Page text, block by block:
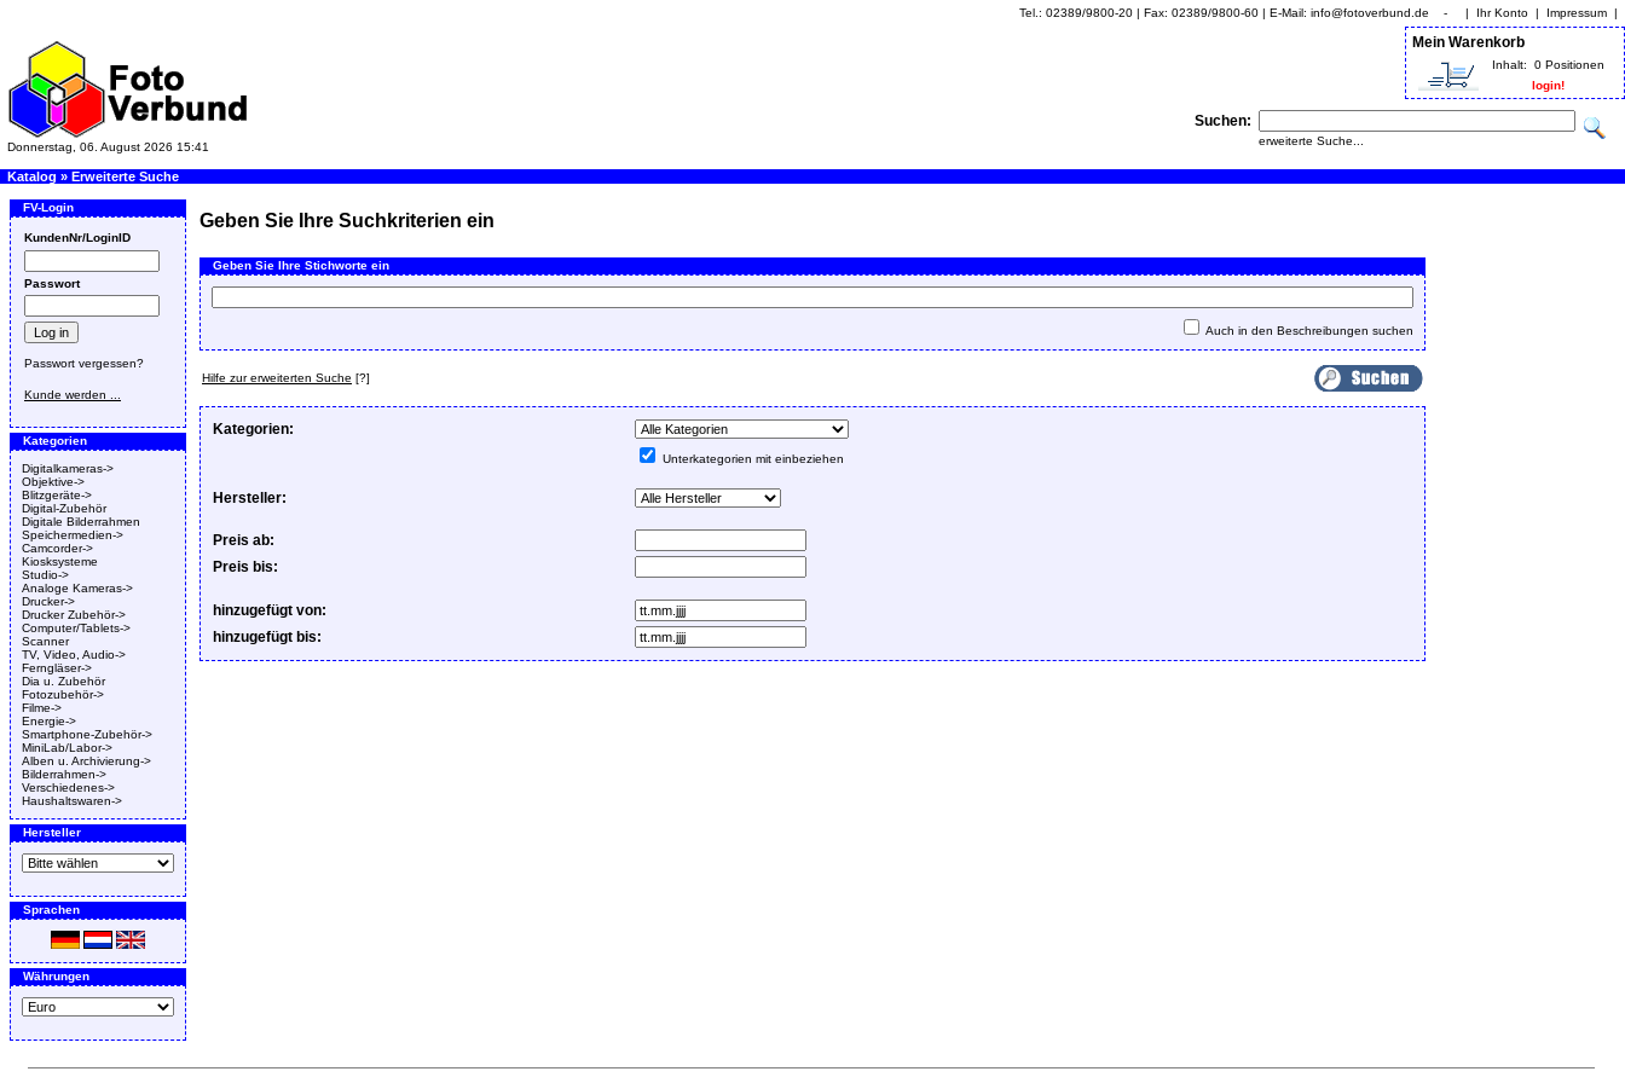
Tel.: 02389/9800-20 | Fax: 02389/9800-60 | E-Mail: info@fotoverbund.de - | Ihr Konto | Impressum |
Donnerstag, 06. August 2026 15:41
Mein Warenkorb
Inhalt:
0 Positionen
login!
Suchen:
erweiterte Suche...
Katalog » Erweiterte Suche
FV-Login
KundenNr/LoginID
Passwort
Passwort vergessen?
Kunde werden ...
Kategorien
Digitalkameras->
Objektive->
Blitzgeräte->
Digital-Zubehör
Digitale Bilderrahmen
Speichermedien->
Camcorder->
Kiosksysteme
Studio->
Analoge Kameras->
Drucker->
Drucker Zubehör->
Computer/Tablets->
Scanner
TV, Video, Audio->
Ferngläser->
Dia u. Zubehör
Fotozubehör->
Filme->
Energie->
Smartphone-Zubehör->
MiniLab/Labor->
Alben u. Archivierung->
Bilderrahmen->
Verschiedenes->
Haushaltswaren->
Hersteller
Sprachen
Währungen
Geben Sie Ihre Suchkriterien ein
Geben Sie Ihre Stichworte ein
Auch in den Beschreibungen suchen
Hilfe zur erweiterten Suche [?]
Kategorien:
Unterkategorien mit einbeziehen
Hersteller:
Preis ab:
Preis bis:
hinzugefügt von:
hinzugefügt bis: